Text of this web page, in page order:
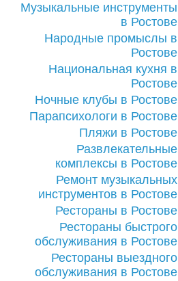
Музыкальные инструменты
в Ростове
Народные промыслы в
Ростове
Национальная кухня в
Ростове
Ночные клубы в Ростове
Парапсихологи в Ростове
Пляжи в Ростове
Развлекательные
комплексы в Ростове
Ремонт музыкальных
инструментов в Ростове
Рестораны в Ростове
Рестораны быстрого
обслуживания в Ростове
Рестораны выездного
обслуживания в Ростове